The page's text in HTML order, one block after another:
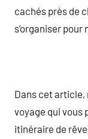
cachés près de
s’organiser
Dans cet article,
voyage qui vous
itinéraire de